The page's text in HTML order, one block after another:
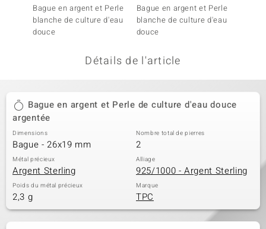
Bague en argent et Perle
blanche de culture d'eau
douce
Bague en argent et Perle
blanche de culture d'eau
douce
Détails de l'article
Bague en argent et Perle de culture d'eau douce
argentée
Dimensions
Bague - 26x19 mm
Nombre total de pierres
2
Métal précieux
Argent Sterling
Alliage
925/1000 - Argent Sterling
Poids du métal précieux
2,3 g
Marque
TPC